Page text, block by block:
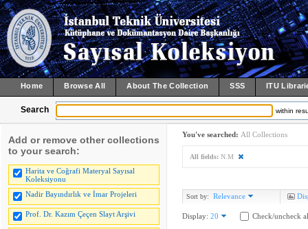
Home Browse All About The Collection SSS ITU
Search within
Add or remove other collections
to your search:
Harita ve Coğrafi Materyal Sayısal
Koleksiyonu
Nadir Bayındırlık ve İmar Projeleri
Prof. Dr. Kazım Çeçen Slayt Arşivi
You've searched: All Collections
All fields: N.M
Sort by: Relevance
Display: 20 Check/uncheck